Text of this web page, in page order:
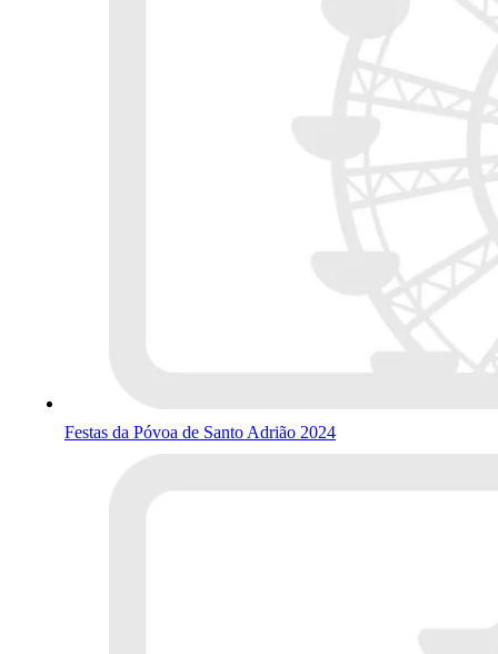
Festas da Póvoa de Santo Adrião 2024